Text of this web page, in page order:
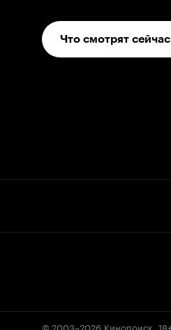
Что смотрят сейчас
© 2003–2026 Кинопоиск